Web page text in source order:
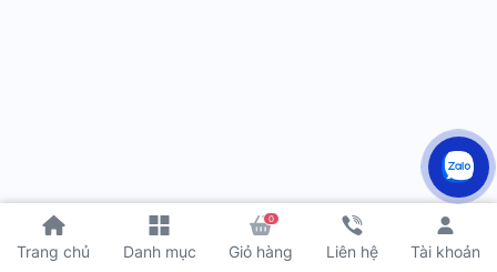
Trang chủ Danh mục
0
Giỏ hàng Liên hệ Tài khoản